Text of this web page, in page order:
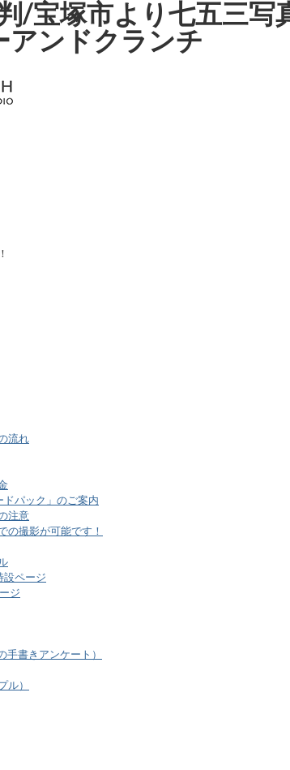
/宝塚市より七五三
アンドクランチ
流れ
パック」のご案内
注意
の撮影が可能です！
設ページ
ジ
書きアンケート）
ル）